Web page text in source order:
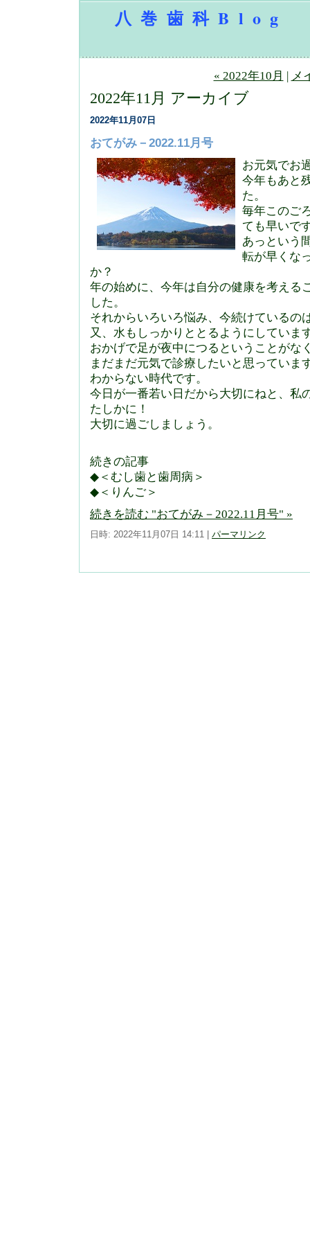
八巻歯科Blog
« 2022年10月 | メ
2022年11月 アーカイブ
2022年11月07日
おてがみ－2022.11月号
お元気でお
今年もあと
た。
毎年このご
ても早いで
あっという
転が早くな
か？
年の始めに、今年は自分の健康を考える
した。
それからいろいろ悩み、今続けているの
又、水もしっかりととるようにしていま
おかげで足が夜中につるということがな
まだまだ元気で診療したいと思っていま
わからない時代です。
今日が一番若い日だから大切にねと、私
たしかに！
大切に過ごしましょう。
続きの記事
◆＜むし歯と歯周病＞
◆＜りんご＞
続きを読む "おてがみ－2022.11月号" »
日時: 2022年11月07日 14:11 パーマリンク